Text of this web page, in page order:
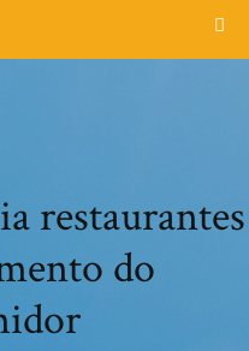
restaurantes
do